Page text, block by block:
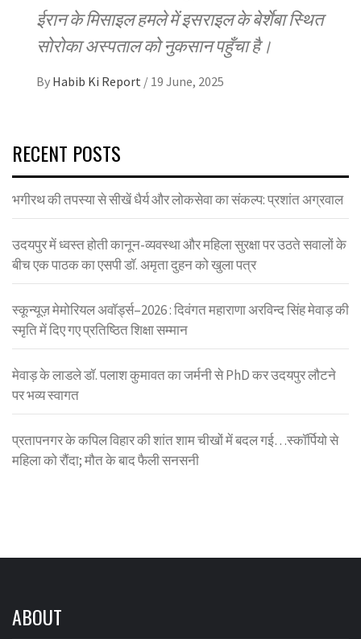
ईरान के मिसाइल हमले में इसराइल के बेर्शेबा स्थित
सोरोका अस्पताल को नुकसान पहुँचा है।
By Habib Ki Report / 19 June, 2025
RECENT POSTS
भगीरथ की तपस्या से सीखें धैर्य और लोकसेवा का संकल्प: प्रशांत अग्रवाल
उदयपुर में ध्वस्त होती कानून-व्यवस्था और महिला सुरक्षा पर उठते सवालों के
बीच एक पाठक का एसपी डॉ. अमृता दुहन को खुला पत्र
स्कून्यूज़ मेमोरियल अवॉर्ड्स–2026 : दिवंगत महाराणा अरविन्द सिंह मेवाड़ की
स्मृति में दिए गए प्रतिष्ठित शिक्षा सम्मान
मेवाड़ के लाडले डॉ. पलाश कुमावत का जर्मनी से PhD कर उदयपुर लौटने
पर भव्य स्वागत
प्रतापनगर के कपिल विहार की शांत शाम चीखों में बदल गई…स्कॉर्पियो से
महिला को रौंदा; मौत के बाद फैली सनसनी
ABOUT